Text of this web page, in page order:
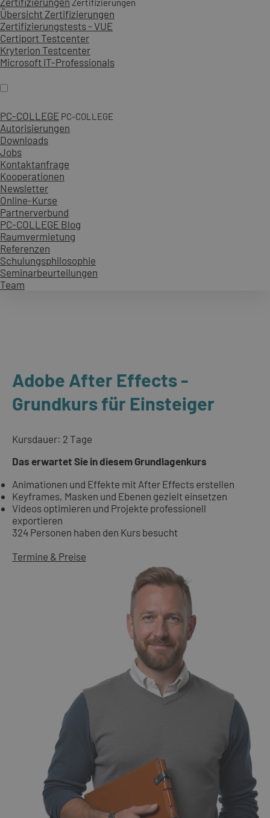
Zertifizierungen
Übersicht Zertifizierungen
Zertifizierungstests - VUE
Certiport Testcenter
Kryterion Testcenter
Microsoft IT-Professionals
PC-COLLEGE PC-COLLEGE
Autorisierungen
Downloads
Jobs
Kontaktanfrage
Kooperationen
Newsletter
Online-Kurse
Partnerverbund
PC-COLLEGE Blog
Raumvermietung
Referenzen
Schulungsphilosophie
Seminarbeurteilungen
Team
Adobe After Effects -
Grundkurs für Einsteiger
Kursdauer: 2 Tage
Das erwartet Sie in diesem Grundlagenkurs
Animationen und Effekte mit After Effects erstellen
Keyframes, Masken und Ebenen gezielt einsetzen
Videos optimieren und Projekte professionell
exportieren
324 Personen haben den Kurs besucht
Termine & Preise